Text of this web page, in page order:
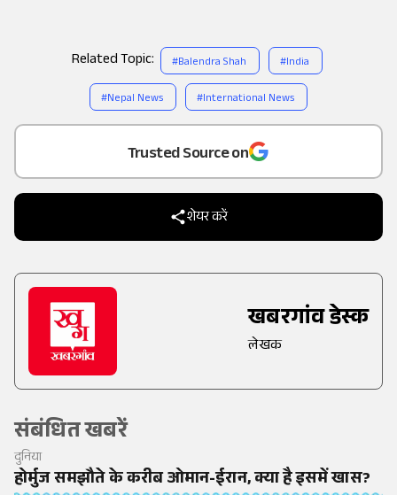
Add
as a
Trusted Source on
शेयर करें
खबरगांव डेस्क
लेखक
संबंधित खबरें
दुनिया
होर्मुज समझौते के करीब ओमान-ईरान, क्या है इसमें खास?
Related Topic: #Balendra Shah #India
#Nepal News #International News